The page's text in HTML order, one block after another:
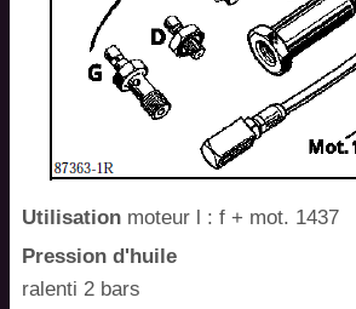
Utilisation moteur l : f + mot. 1437
Pression d'huile
ralenti 2 bars